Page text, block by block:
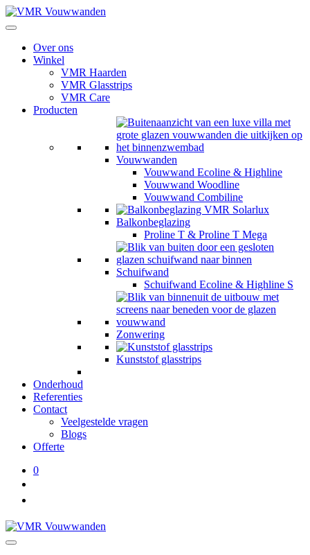
Over ons
Winkel
VMR Haarden
VMR Glasstrips
VMR Care
Producten
Vouwwanden
Vouwwand Ecoline & Highline
Vouwwand Woodline
Vouwwand Combiline
Balkonbeglazing
Proline T & Proline T Mega
Schuifwand
Schuifwand Ecoline & Highline S
Zonwering
Kunststof glasstrips
Onderhoud
Referenties
Contact
Veelgestelde vragen
Blogs
Offerte
0